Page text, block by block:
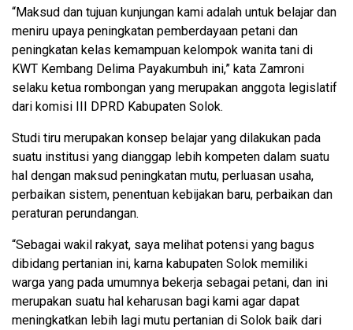
“Maksud dan tujuan kunjungan kami adalah untuk belajar dan
meniru upaya peningkatan pemberdayaan petani dan
peningkatan kelas kemampuan kelompok wanita tani di
KWT Kembang Delima Payakumbuh ini,” kata Zamroni
selaku ketua rombongan yang merupakan anggota legislatif
dari komisi III DPRD Kabupaten Solok.
Studi tiru merupakan konsep belajar yang dilakukan pada
suatu institusi yang dianggap lebih kompeten dalam suatu
hal dengan maksud peningkatan mutu, perluasan usaha,
perbaikan sistem, penentuan kebijakan baru, perbaikan dan
peraturan perundangan.
“Sebagai wakil rakyat, saya melihat potensi yang bagus
dibidang pertanian ini, karna kabupaten Solok memiliki
warga yang pada umumnya bekerja sebagai petani, dan ini
merupakan suatu hal keharusan bagi kami agar dapat
meningkatkan lebih lagi mutu pertanian di Solok baik dari